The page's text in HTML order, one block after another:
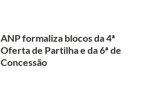
ANP formaliza blocos da 4ª
Oferta de Partilha e da 6ª de
Concessão